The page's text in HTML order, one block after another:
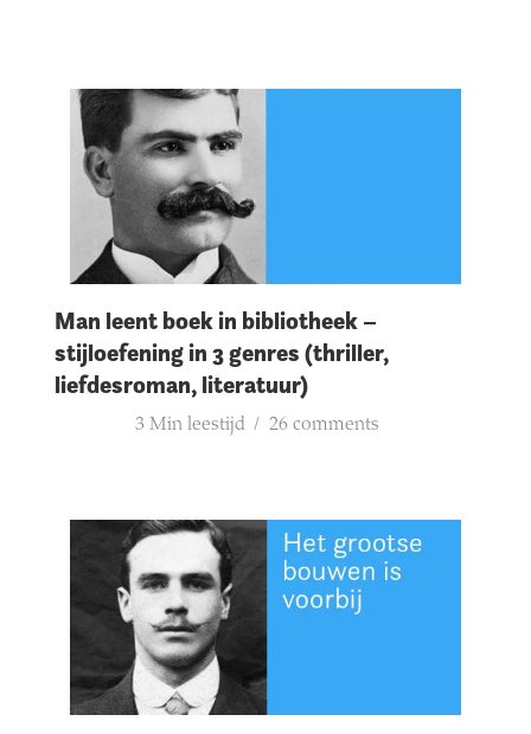
Man leent boek in bibliotheek –
stijloefening in 3 genres (thriller,
liefdesroman, literatuur)
3 Min leestijd 26 comments